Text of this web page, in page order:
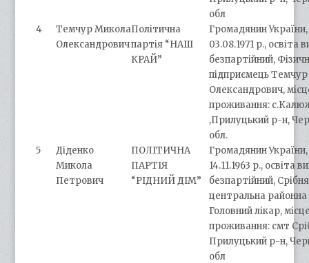
обл
4
Темчур Микола
Олександрович
Політична
партія “НАШ
КРАЙ”
Громадянин
03.08.1971 р., освіта
безпартійний,
підприємець
Олександрович,
проживання:
,Прилуцький р-н,
обл.
5
Діденко
Микола
Петрович
ПОЛІТИЧНА
ПАРТІЯ
“РІДНИЙ ДІМ”
Громадянин
14.11.1963 р., освіта
безпартійний,
центральна районна
Головний лікар,
проживання: смт
Прилуцький р-н,
обл